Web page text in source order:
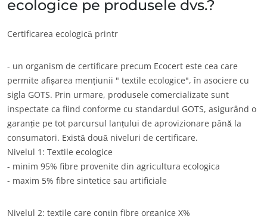
ecologice pe produsele dvs.?
Certificarea ecologică printr
- un organism de certificare precum Ecocert este cea care
permite afișarea mențiunii " textile ecologice", în asociere cu
sigla GOTS. Prin urmare, produsele comercializate sunt
inspectate ca fiind conforme cu standardul GOTS, asigurând o
garanție pe tot parcursul lanțului de aprovizionare până la
consumatori. Există două niveluri de certificare.
Nivelul 1: Textile ecologice
- minim 95% fibre provenite din agricultura ecologica
- maxim 5% fibre sintetice sau artificiale
Nivelul 2: textile care conțin fibre organice X%